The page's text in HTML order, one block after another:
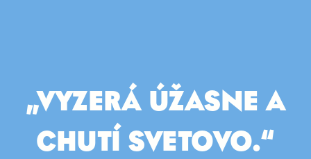
„VYZERÁ ÚŽASNE A
CHUTÍ SVETOVO.“